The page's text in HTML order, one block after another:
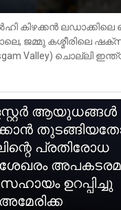
കിഴക്കൻ
ജമ്മു കശ്മീരിലെ
Valley) ചൊല്ലി
ആയുധങ്ങള്‍
പ്രതിരോധ
ഉറപ്പിച്ചു